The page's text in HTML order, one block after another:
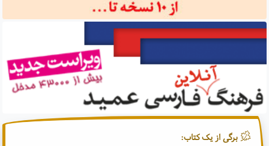
برگی از یک کتاب: